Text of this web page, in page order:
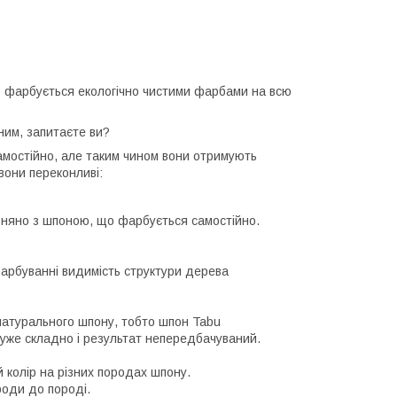
екологічно чистими фарбами на всю
запитаєте ви?
але таким чином вони отримують
переконливі:
з шпоною, що фарбується самостійно.
видимість структури дерева
шпону, тобто шпон Tabu
складно і результат непередбачуваний.
на різних породах шпону.
до породі.